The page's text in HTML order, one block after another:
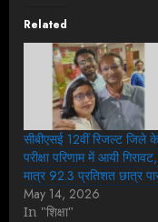
Related
सीबीएसई 12वीं रिजल्ट जिले के
परीक्षा परिणाम में आयी गिरावट,
मात्र 92.3 प्रतिशत छात्र
May 14, 2026
In "शिक्षा"